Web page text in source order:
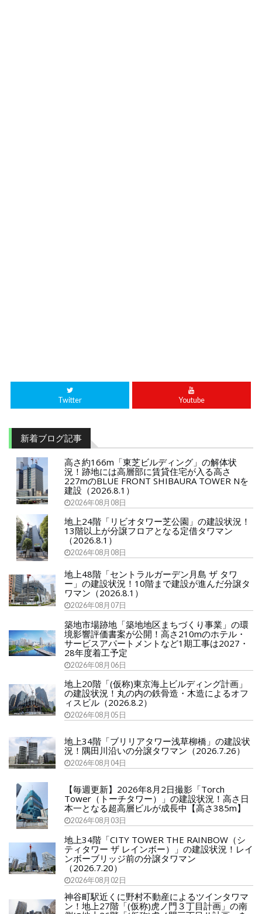
Twitter Youtube
新着ブログ記事
高さ約166m「東芝ビルディング」の解体状
況！跡地には高層部に賃貸住宅が入る高さ
227mのBLUE FRONT SHIBAURA TOWER Nを
建設（2026.8.1）
2026年08月08日
地上24階「リビオタワー芝公園」の建設状況！
13階以上が分譲フロアとなる定借タワマン
（2026.8.1）
2026年08月08日
地上48階「セントラルガーデン月島 ザ タワ
ー」の建設状況！10階まで建設が進んだ分譲タ
ワマン（2026.8.1）
2026年08月07日
築地市場跡地「築地地区まちづくり事業」の環
境影響評価書案が公開！高さ210mのホテル・
サービスアパートメントなど1期工事は2027・
28年度着工予定
2026年08月06日
地上20階「(仮称)東京海上ビルディング計画」
の建設状況！丸の内の鉄骨造・木造によるオフ
ィスビル（2026.8.2）
2026年08月05日
地上34階「ブリリアタワー浅草柳橋」の建設状
況！隅田川沿いの分譲タワマン（2026.7.26）
2026年08月04日
【毎週更新】2026年8月2日撮影「Torch
Tower（トーチタワー）」の建設状況！高さ日
本一となる超高層ビルが成長中【高さ385m】
2026年08月03日
地上34階「CITY TOWER THE RAINBOW（シ
ティタワー ザ レインボー）」の建設状況！レイ
ンボーブリッジ前の分譲タワマン
（2026.7.20）
2026年08月02日
神谷町駅近くに野村不動産によるツインタワマ
ン！地上27階「(仮称)虎ノ門３丁目計画」の南